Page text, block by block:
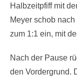
Halbzeitpfiff mit
Meyer schob
zum 1:1 ein, mit
Nach der Pause
den Vordergrund.